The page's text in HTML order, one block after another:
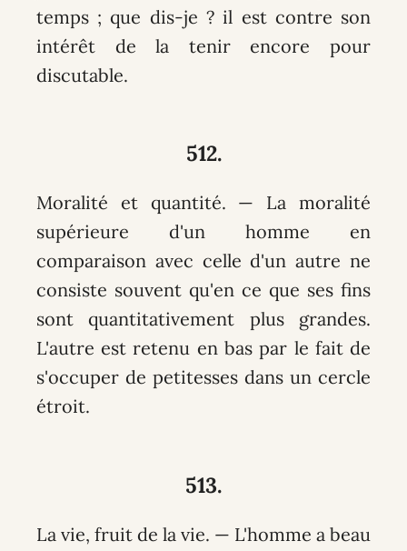
temps ; que dis-je ? il est contre son
intérêt de la tenir encore pour
discutable.
512.
Moralité et quantité. — La moralité
supérieure d'un homme en
comparaison avec celle d'un autre ne
consiste souvent qu'en ce que ses fins
sont quantitativement plus grandes.
L'autre est retenu en bas par le fait de
s'occuper de petitesses dans un cercle
étroit.
513.
La vie, fruit de la vie. — L'homme a beau